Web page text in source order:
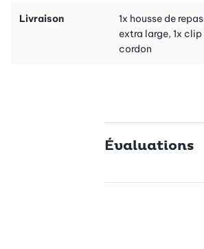
Design frais et intemporel
En plus de son fonctionnement
séduit aussi par son esthétique: le décor
Livraison
1x housse de
extra large, 1x
cordon
Évaluations